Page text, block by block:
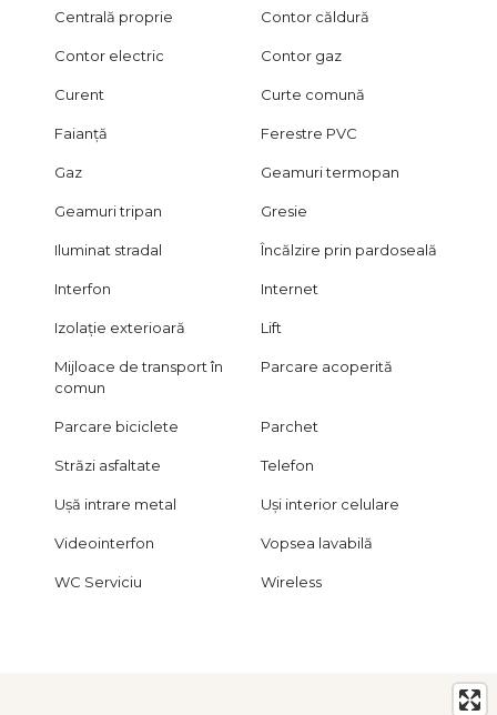
Centrală proprie Contor căldură
Contor electric Contor gaz
Curent Curte comună
Faianță Ferestre PVC
Gaz Geamuri termopan
Geamuri tripan Gresie
Iluminat stradal Încălzire prin pardoseală
Interfon Internet
Izolație exterioară Lift
Mijloace de transport în
comun
Parcare acoperită
Parcare biciclete Parchet
Străzi asfaltate Telefon
Ușă intrare metal Uși interior celulare
Videointerfon Vopsea lavabilă
WC Serviciu Wireless